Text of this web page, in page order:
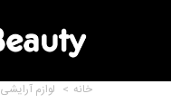
خانه > لوازم آرایشی